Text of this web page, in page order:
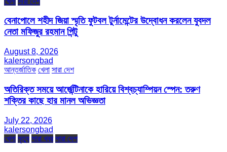
বেনাপোলে শহীদ জিয়া স্মৃতি ফুটবল টুর্নামেন্টের উদ্বোধন করলেন যুবদল
নেতা মফিজুর রহমান পিন্টু
August 8, 2026
kalersongbad
আন্তর্জাতিক খেলা সারা দেশ
অতিরিক্ত সময়ে আর্জেন্টিনাকে হারিয়ে বিশ্বচ্যাম্পিয়ন স্পেন: তরুণ
শক্তির কাছে হার মানল অভিজ্ঞতা
July 22, 2026
kalersongbad
খেলা মৃত্যু সারা খবর সারা দেশ